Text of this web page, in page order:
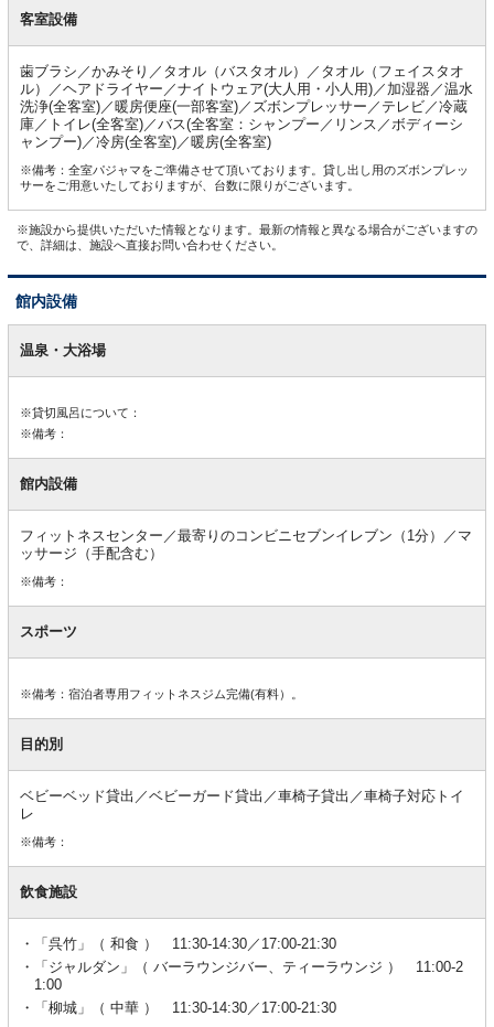
客室設備
歯ブラシ／かみそり／タオル（バスタオル）／タオル（フェイスタオ
ル）／ヘアドライヤー／ナイトウェア(大人用・小人用)／加湿器／温水
洗浄(全客室)／暖房便座(一部客室)／ズボンプレッサー／テレビ／冷蔵
庫／トイレ(全客室)／バス(全客室：シャンプー／リンス／ボディーシ
ャンプー)／冷房(全客室)／暖房(全客室)
※備考：全室パジャマをご準備させて頂いております。貸し出し用のズボンプレッ
サーをご用意いたしておりますが、台数に限りがございます。
※施設から提供いただいた情報となります。最新の情報と異なる場合がございますの
で、詳細は、施設へ直接お問い合わせください。
館内設備
内温泉・大浴場
※貸切風呂について：
※備考：
館内設備
フィットネスセンター／最寄りのコンビニセブンイレブン（1分）／マ
ッサージ（手配含む）
※備考：
スポーツ
※備考：宿泊者専用フィットネスジム完備(有料）。
目的別
ベビーベッド貸出／ベビーガード貸出／車椅子貸出／車椅子対応トイ
レ
※備考：
飲食施設
「呉竹」（ 和食 ） 11:30-14:30／17:00-21:30
「ジャルダン」（ バーラウンジバー、ティーラウンジ ） 11:00-2
1:00
「柳城」（ 中華 ） 11:30-14:30／17:00-21:30